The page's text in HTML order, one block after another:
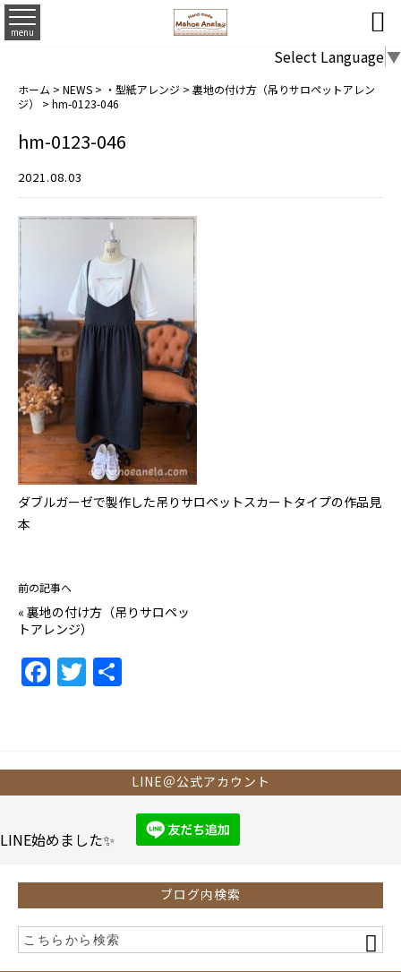
menu 
Select Language▼
ホーム > NEWS > ・型紙アレンジ > 裏地の付け方（吊りサロペットアレン
ジ）
> hm-0123-046
hm-0123-046
2021.08.03
ダブルガーゼで製作した吊りサロペットスカートタイプの作品見
本
前の記事へ
« 裏地の付け方（吊りサロペッ
トアレンジ）
F
a
b
o
k
T
w
LINE＠公式アカウント
LINE始めました✨
ブログ内検索